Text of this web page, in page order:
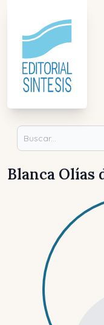
Blanca Olías